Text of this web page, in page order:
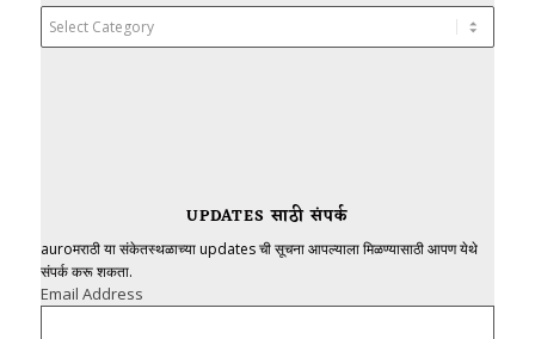
UPDATES साठी संपर्क
auroमराठी या संकेतस्थळाच्या updates ची सूचना आपल्याला मिळण्यासाठी आपण येथे
संपर्क करू शकता.
Email Address